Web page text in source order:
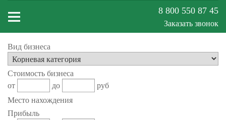
Меню
сайта
8 800 550 87 45
Заказать звонок
Вид бизнеса
Стоимость бизнеса
от
до
руб
Место нахождения
Прибыль